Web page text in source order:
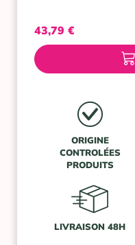
43,79 €
ORIGINE
CONTROLÉES
PRODUITS
LIVRAISON 48H